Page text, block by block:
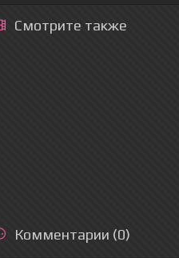
Смотрите также
Комментарии (0)